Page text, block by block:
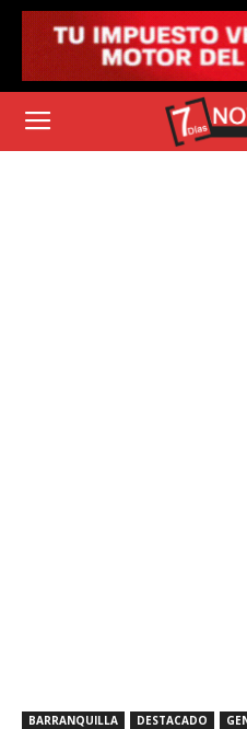
BARRANQUILLA DESTACADO